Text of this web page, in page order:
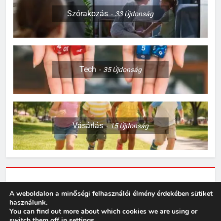
leggyakoribb okok
OTTHON
3
Így készülj fel egy kiscica
érkezésére
OTTHON
4
Sok rolleres még mindig nem
tud róla: komoly változások
jöhetnek a közlekedési
szabályokban
MINDENNAPOK
5
válassz helyet a látványos
Szórakozás 33Újdonság
Tech 35Újdonság
Vásárlás 15Újdonság
Adatkezelési tájékoztató
Műsorvízió 2026. Powered By BlazeThemes.
A weboldalon a minőségi felhasználói élmény érdekében sütiket
használunk.
You can find out more about which cookies we are using or